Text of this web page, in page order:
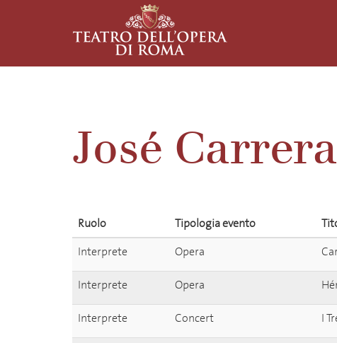
José
Ruolo Tipologia evento
Interprete
Opera
Interprete Opera
Interprete Concert I